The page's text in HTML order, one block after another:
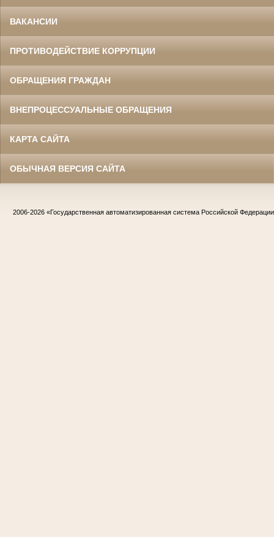
ВАКАНСИИ
ПРОТИВОДЕЙСТВИЕ КОРРУПЦИИ
ОБРАЩЕНИЯ ГРАЖДАН
ВНЕПРОЦЕССУАЛЬНЫЕ ОБРАЩЕНИЯ
КАРТА САЙТА
ОБЫЧНАЯ ВЕРСИЯ САЙТА
2006-2026 «Государственная автоматизированная система Российской